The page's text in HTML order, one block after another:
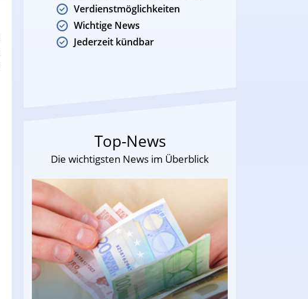
Verdienstmöglichkeiten
Wichtige News
Jederzeit kündbar
Top-News
Die wichtigsten News im Überblick